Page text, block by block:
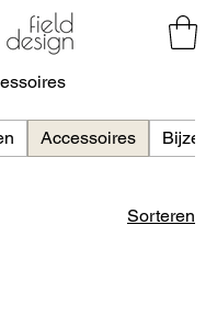
Accessoires
Sorteren